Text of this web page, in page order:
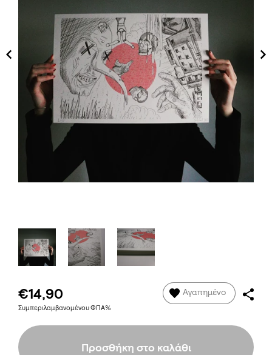
€14,90
Συμπεριλαμβανομένου ΦΠΑ%
Αγαπημένο
Προσθήκη στο καλάθι